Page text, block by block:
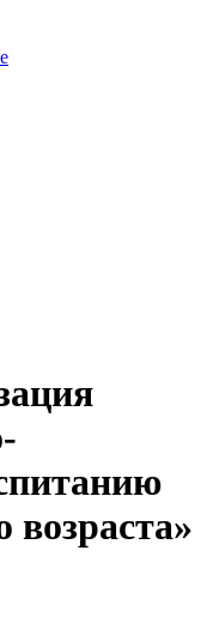
возраста»